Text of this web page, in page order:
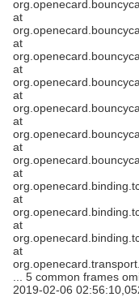
at
at
at
at
at
at
at
at
at
at
... 5 common frames
2019-02-06